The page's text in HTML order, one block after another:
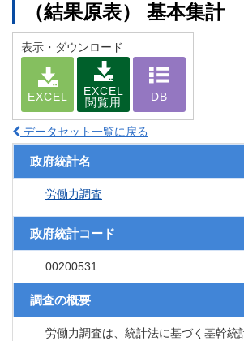
（結果原表） 基本集計
表示・ダウンロード
EXCEL
EXCEL
閲覧用
DB
データセット一覧に戻る
政府統計名
労働力調査
政府統計コード
00200531
調査の概要
労働力調査は、統計法に基づく基幹統